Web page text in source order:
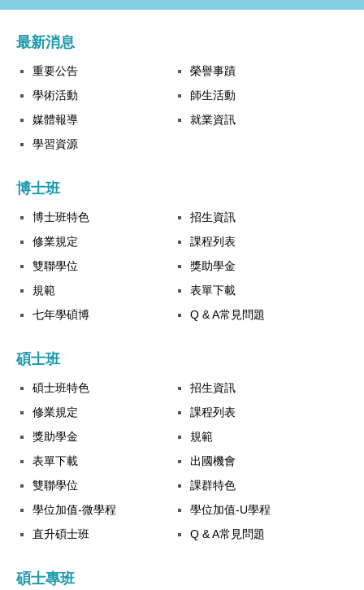
最新消息
重要公告
榮譽事蹟
學術活動
師生活動
媒體報導
就業資訊
學習資源
博士班
博士班特色
招生資訊
修業規定
課程列表
雙聯學位
獎助學金
規範
表單下載
七年學碩博
Q & A常見問題
碩士班
碩士班特色
招生資訊
修業規定
課程列表
獎助學金
規範
表單下載
出國機會
雙聯學位
課群特色
學位加值-微學程
學位加值-U學程
直升碩士班
Q & A常見問題
碩士專班